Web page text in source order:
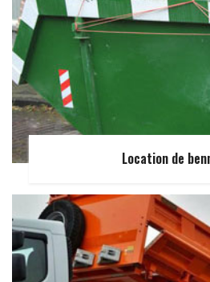
Location de